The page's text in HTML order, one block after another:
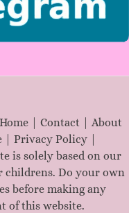
Home Contact
About
| Privacy Policy|
is solely based on our
childrens. Do your own
before making any
of this website.